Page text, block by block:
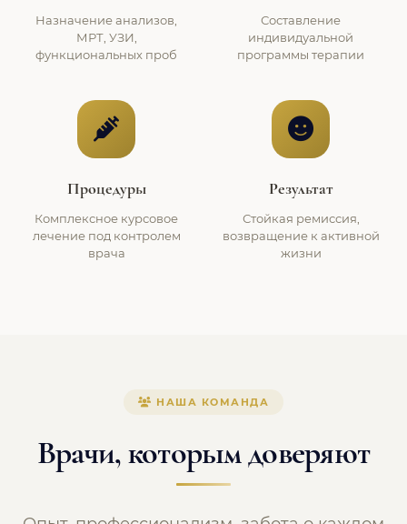
Назначение анализов,
МРТ, УЗИ,
функциональных проб
Составление
индивидуальной
программы терапии
Процедуры
Комплексное курсовое
лечение под контролем
врача
Результат
Стойкая ремиссия,
возвращение к активной
жизни
НАША КОМАНДА
Врачи, которым доверяют